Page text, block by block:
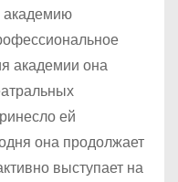
академию
академии она
ей
она продолжает
выступает на